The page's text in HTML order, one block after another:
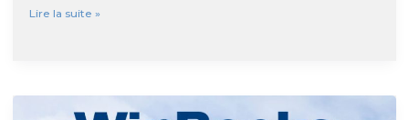
Mise
WinBooks
Logistics
Lire la suite »